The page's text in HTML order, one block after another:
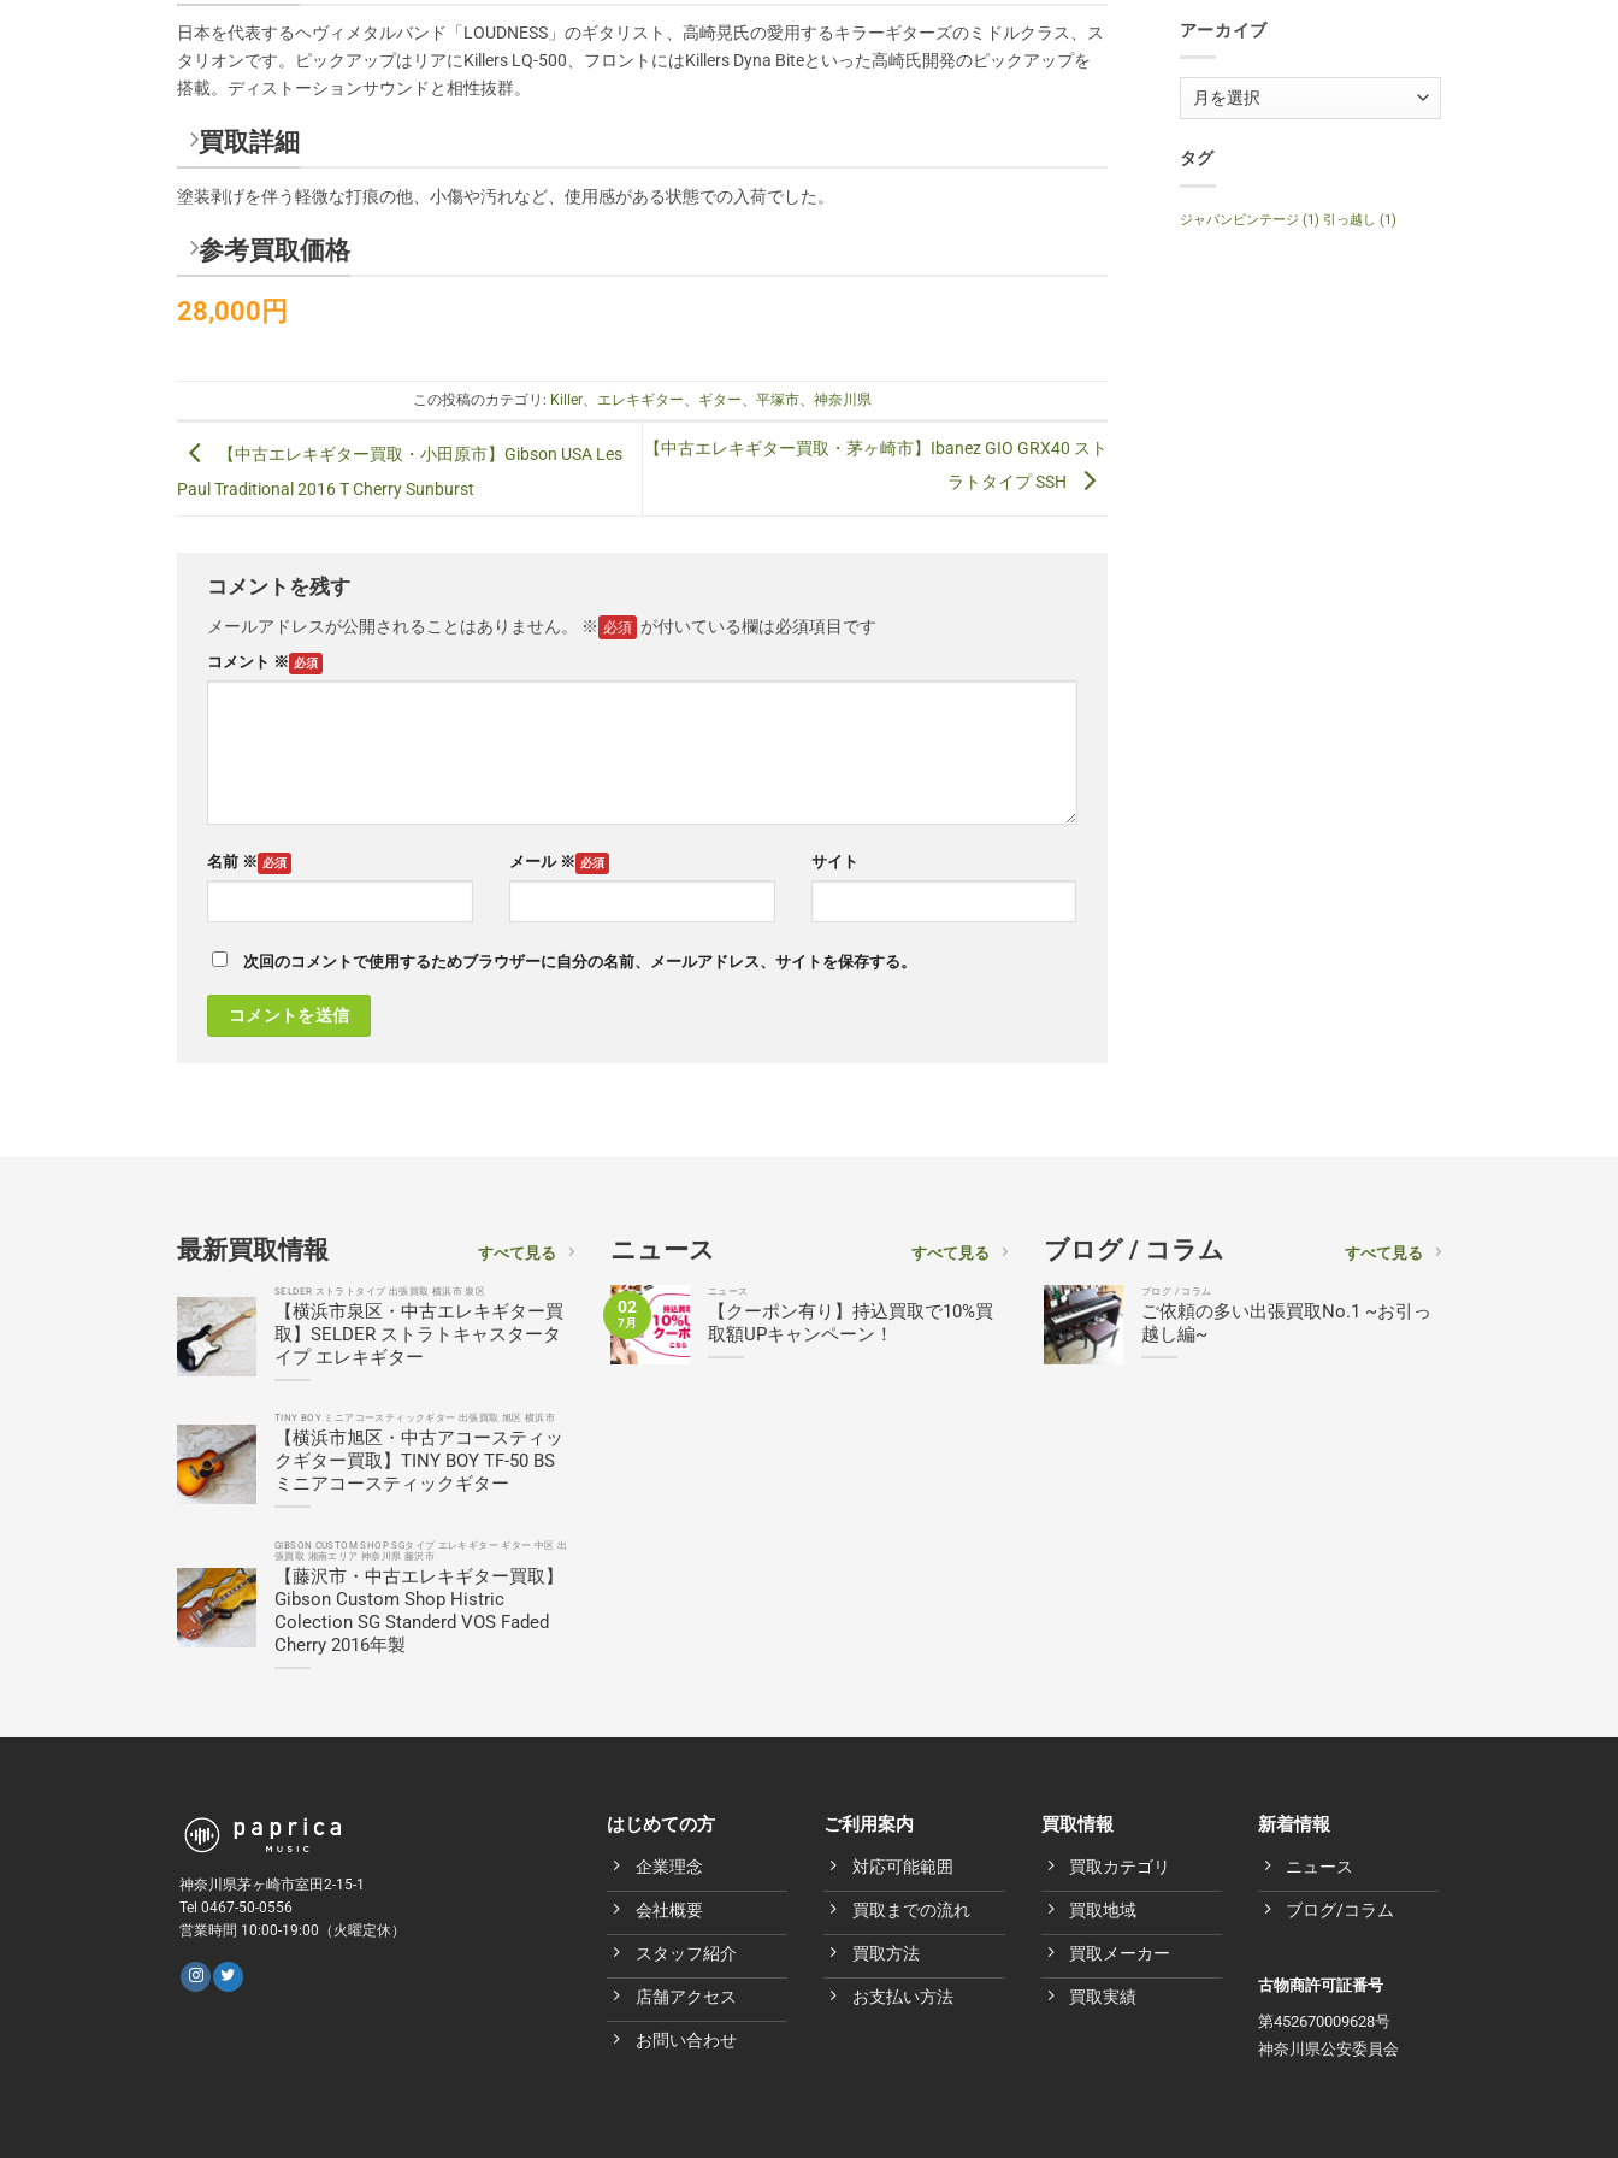
日本を代表するヘヴィメタルバンド「LOUDNESS」のギタリスト、高崎晃氏の愛用するキラーギターズのミドルクラス、ス
タリオンです。ピックアップはリアにKillers LQ-500、フロントにはKillers Dyna Biteといった高崎氏開発のピックアップを
搭載。ディストーションサウンドと相性抜群。
買取詳細
塗装剥げを伴う軽微な打痕の他、小傷や汚れなど、使用感がある状態での入荷でした。
参考買取価格
28,000円
この投稿のカテゴリ: Killer、 エレキギター ギター 平塚市、 神奈川県
【中古エレキギター買取・小田原市】Gibson USA Les
Paul Traditional 2016 T Cherry Sunburst
【中古エレキギター買取・茅ヶ崎市】Ibanez GIO GRX40 スト
ラトタイプ SSH
コメントを残す
メールアドレスが公開されることはありません。 ※ が付いている欄は必須項目です
コメント ※
名前 ※ メール ※ サイト
次回のコメントで使用するためブラウザーに自分の名前、メールアドレス、サイトを保存する。
へ
の
製
ラ
ル
へ
アーカイブ
イ
ブ
タグ
ジャパンビンテージ (1) 引っ越し (1)
最新買取情報 すべて見る
SELDER ストラトタイプ 出張買取 横浜市 泉区
【横浜市泉区・中古エレキギター買
取】SELDER ストラトキャスタータ
イプ エレキギター
TINY BOY ミニアコースティックギター 出張買取 旭区 横浜市
【横浜市旭区・中古アコースティッ
クギター買取】TINY BOY TF-50 BS
ミニアコースティックギター
GIBSON CUSTOM SHOP SGタイプ エレキギター ギター 中区 出
張買取 湘南エリア 神奈川県 藤沢市
【藤沢市・中古エレキギター買取】
Gibson Custom Shop Histric
Colection SG Standerd VOS Faded
Cherry 2016年製
ニュース すべて見る
ニュース
【クーポン有り】持込買取で10%買
取額UPキャンペーン！
02
7月
ブログ / コラム すべて見る
ブログ / コラム
ご依頼の多い出張買取No.1 ~お引っ
越し編~
神奈川県茅ヶ崎市室田2-15-1
Tel 0467-50-0556
営業時間 10:00-19:00（火曜定休）
はじめての方
企業理念
会社概要
スタッフ紹介
店舗アクセス
お問い合わせ
ご利用案内
対応可能範囲
買取までの流れ
買取方法
お支払い方法
買取情報
買取カテゴリ
買取地域
買取メーカー
買取実績
新着情報
ニュース
ブログ/コラム
古物商許可証番号
第452670009628号
神奈川県公安委員会